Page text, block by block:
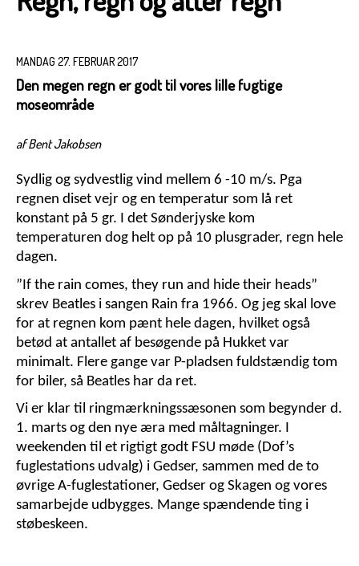
MANDAG 27. FEBRUAR 2017
Den megen regn er godt til vores lille fugtige
moseområde
af Bent Jakobsen
Sydlig og sydvestlig vind mellem 6 -10 m/s. Pga
regnen diset vejr og en temperatur som lå ret
konstant på 5 gr. I det Sønderjyske kom
temperaturen dog helt op på 10 plusgrader, regn hele
dagen.
”If the rain comes, they run and hide their heads”
skrev Beatles i sangen Rain fra 1966. Og jeg skal love
for at regnen kom pænt hele dagen, hvilket også
betød at antallet af besøgende på Hukket var
minimalt. Flere gange var P-pladsen fuldstændig tom
for biler, så Beatles har da ret.
Vi er klar til ringmærkningssæsonen som begynder d.
1. marts og den nye æra med måltagninger. I
weekenden til et rigtigt godt FSU møde (Dof’s
fuglestations udvalg) i Gedser, sammen med de to
øvrige A-fuglestationer, Gedser og Skagen og vores
samarbejde udbygges. Mange spændende ting i
støbeskeen.